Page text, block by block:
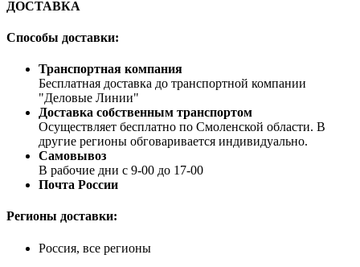
ДОСТАВКА
Способы доставки:
Транспортная компания
Бесплатная доставка до транспортной компании
"Деловые Линии"
Доставка собственным транспортом
Осуществляет бесплатно по Смоленской области. В
другие регионы обговаривается индивидуально.
Самовывоз
В рабочие дни с 9-00 до 17-00
Почта России
Регионы доставки:
Россия, все регионы